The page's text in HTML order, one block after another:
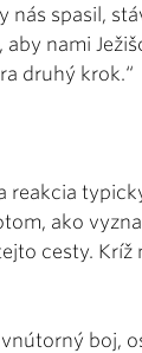
nás spasil,
nami
druhý krok.“
reakcia
ako
cesty.
boj,